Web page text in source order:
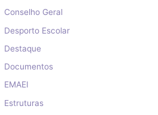
Conselho Geral
Desporto Escolar
Destaque
Documentos
EMAEI
Estruturas